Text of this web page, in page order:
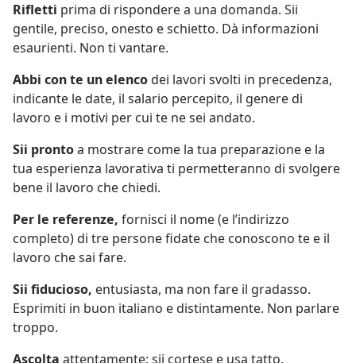
Rifletti prima di rispondere a una domanda. Sii
gentile, preciso, onesto e schietto. Dà informazioni
esaurienti. Non ti vantare.
Abbi con te un elencodei lavori svolti in precedenza,
indicante le date, il salario percepito, il genere di
lavoro e i motivi per cui te ne sei andato.
Sii prontoa mostrare come la tua preparazione e la
tua esperienza lavorativa ti permetteranno di svolgere
bene il lavoro che chiedi.
Per le referenze, fornisci il nome (e l’indirizzo
completo) di tre persone fidate che conoscono te e il
lavoro che sai fare.
Sii fiducioso, entusiasta, ma non fare il gradasso.
Esprimiti in buon italiano e distintamente. Non parlare
troppo.
Ascolta attentamente; sii cortese e usa tatto.